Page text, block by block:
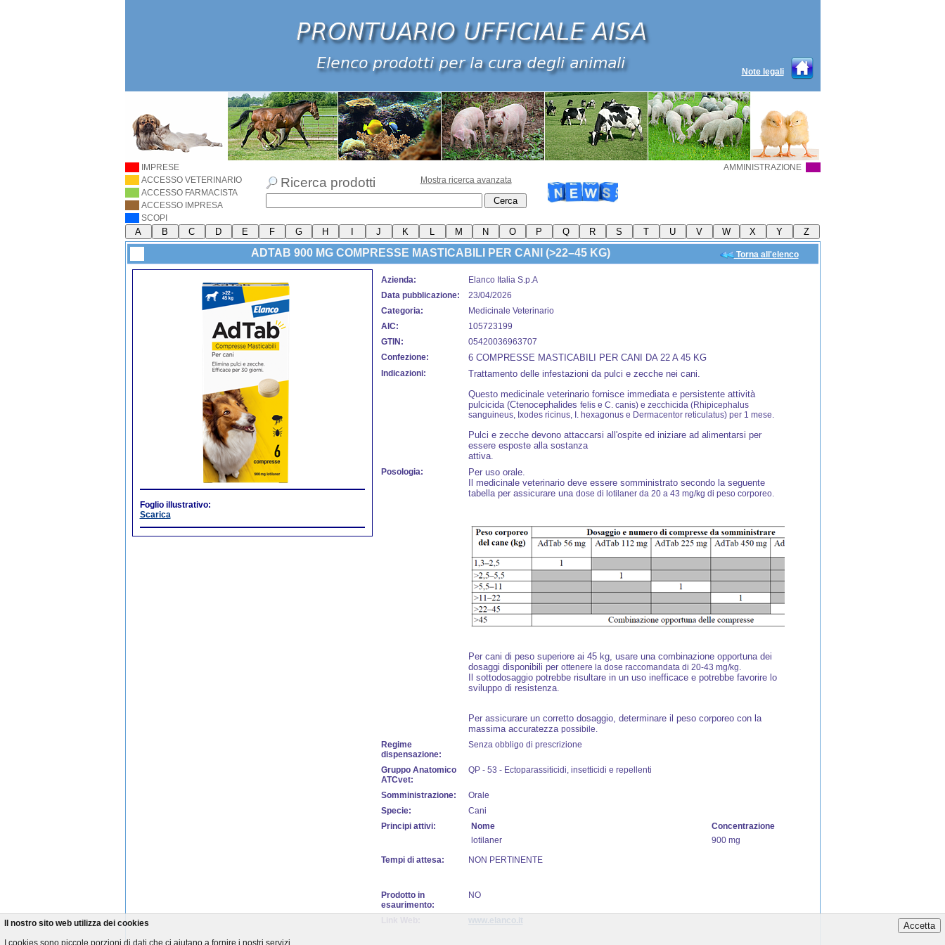
Note legali
AMMINISTRAZIONE
IMPRESE
ACCESSO VETERINARIO
ACCESSO FARMACISTA
ACCESSO IMPRESA
SCOPI
Ricerca prodotti Mostra ricerca avanzata
Torna all'elenco
ADTAB 900 MG COMPRESSE MASTICABILI PER CANI (>22–45 KG)
Foglio illustrativo:
Scarica
Azienda:
Elanco Italia S.p.A
Data pubblicazione:
23/04/2026
Categoria:
Medicinale Veterinario
AIC:
105723199
GTIN:
05420036963707
Confezione:
6 COMPRESSE MASTICABILI PER CANI DA 22 A 45 KG
Indicazioni:
Trattamento delle infestazioni da pulci e zecche nei cani.
Questo medicinale veterinario fornisce immediata e persistente attività
pulcicida (Ctenocephalides felis e C. canis) e zecchicida (Rhipicephalus
sanguineus, Ixodes ricinus, I. hexagonus e Dermacentor reticulatus) per 1 mese.
Pulci e zecche devono attaccarsi all'ospite ed iniziare ad alimentarsi per
essere esposte alla sostanza
attiva.
Posologia:
Per uso orale.
Il medicinale veterinario deve essere somministrato secondo la seguente
tabella per assicurare una dose di lotilaner da 20 a 43 mg/kg di peso corporeo.
Per cani di peso superiore ai 45 kg, usare una combinazione opportuna dei
dosaggi disponibili per ottenere la dose raccomandata di 20-43 mg/kg.
Il sottodosaggio potrebbe risultare in un uso inefficace e potrebbe favorire lo
sviluppo di resistenza.
Per assicurare un corretto dosaggio, determinare il peso corporeo con la
massima accuratezza possibile.
Regime
dispensazione:
Senza obbligo di prescrizione
Gruppo Anatomico
ATCvet:
QP - 53 - Ectoparassiticidi, insetticidi e repellenti
Somministrazione:
Orale
Specie:
Cani
Principi attivi:
Nome
Concentrazione
lotilaner
900 mg
Tempi di attesa:
NON PERTINENTE
Prodotto in
esaurimento:
NO
www.elanco.it Accetta
Il nostro sito web utilizza dei cookies
I cookies sono piccole porzioni di dati che ci aiutano a fornire i nostri servizi.